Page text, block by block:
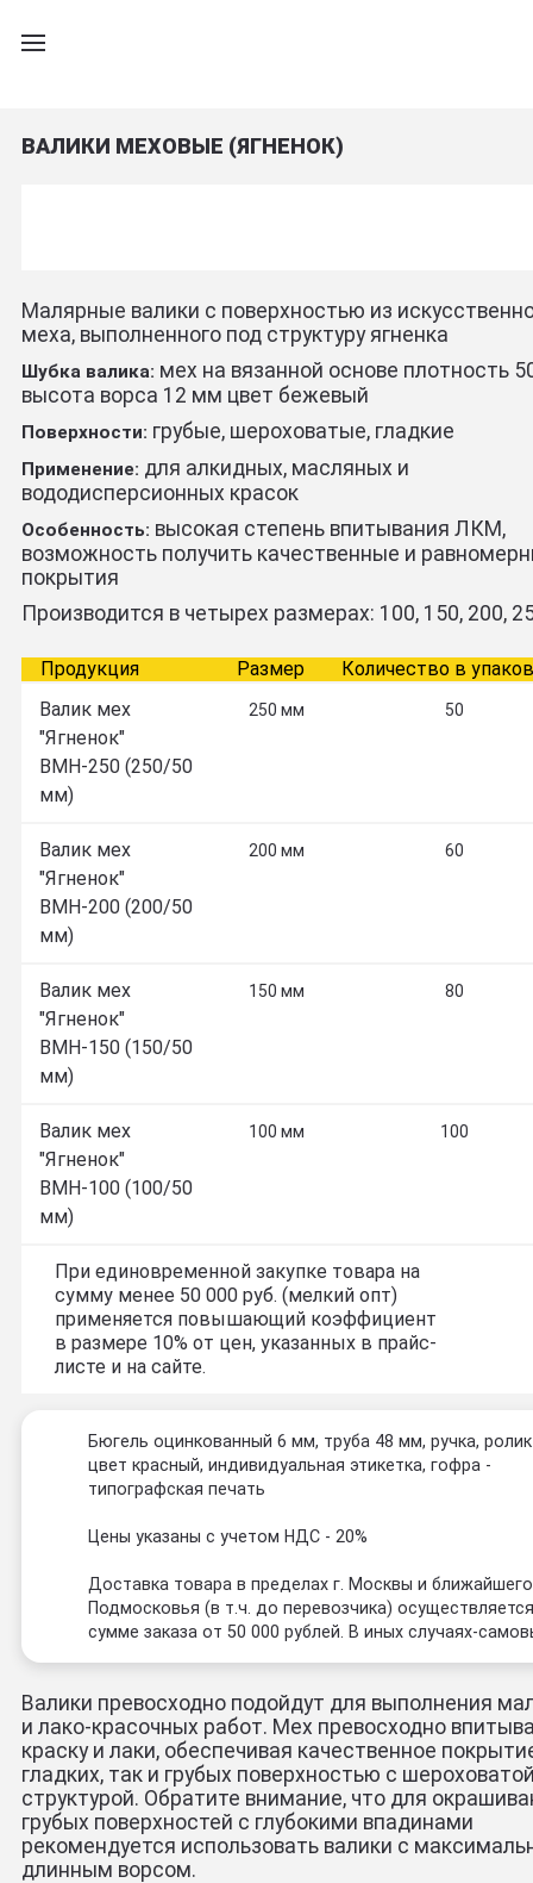
ВАЛИКИ МЕХОВЫЕ (ЯГНЕНОК)
Малярные валики с поверхностью из
меха, выполненного под структуру ягненка
Шубка валика: мех на вязанной основе плотность
высота ворса 12 мм цвет бежевый
Поверхности: грубые, шероховатые, гладкие
Применение: для алкидных, масляных и
вододисперсионных красок
Особенность: высокая степень впитывания ЛКМ,
возможность получить качественные и
покрытия
Производится в четырех размерах: 100, 150, 200,
Продукция Размер
Количество в
Валик мех
"Ягненок"
ВМН-250 (250/50
мм)
250 мм 50
Валик мех
"Ягненок"
ВМН-200 (200/50
мм)
200 мм 60
Валик мех
"Ягненок"
ВМН-150 (150/50
мм)
150 мм 80
Валик мех
"Ягненок"
ВМН-100 (100/50
мм)
100 мм 100
При единовременной закупке товара на
сумму менее 50 000 руб. (мелкий опт)
применяется повышающий коэффициент
в размере 10% от цен, указанных в прайс-
листе и на сайте.
Бюгель оцинкованный 6 мм, труба 48 мм, ручка,
цвет красный, индивидуальная этикетка, гофра -
типографская печать
Цены указаны с учетом НДС - 20%
Доставка товара в пределах г. Москвы и ближайшего
Подмосковья (в т.ч. до перевозчика)
сумме заказа от 50 000 рублей. В иных случаях-
Валики превосходно подойдут для выполнения
и лако-красочных работ. Мех превосходно
краску и лаки, обеспечивая качественное
гладких, так и грубых поверхностью с
структурой. Обратите внимание, что для
грубых поверхностей с глубокими впадинами
рекомендуется использовать валики с
длинным ворсом.